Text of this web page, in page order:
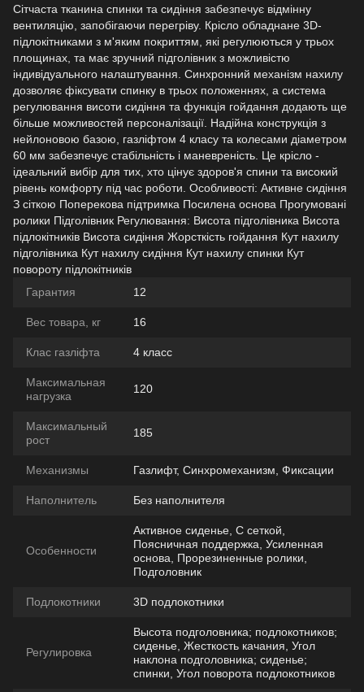
Сітчаста тканина спинки та сидіння забезпечує відмінну
вентиляцію, запобігаючи перегріву. Крісло обладнане 3D-
підлокітниками з м'яким покриттям, які регулюються у трьох
площинах, та має зручний підголівник з можливістю
індивідуального налаштування. Синхронний механізм нахилу
дозволяє фіксувати спинку в трьох положеннях, а система
регулювання висоти сидіння та функція гойдання додають ще
більше можливостей персоналізації. Надійна конструкція з
нейлоновою базою, газліфтом 4 класу та колесами діаметром
60 мм забезпечує стабільність і маневреність. Це крісло -
ідеальний вибір для тих, хто цінує здоров'я спини та високий
рівень комфорту під час роботи. Особливості: Активне сидіння
З сіткою Поперекова підтримка Посилена основа Прогумовані
ролики Підголівник Регулювання: Висота підголівника Висота
підлокітників Висота сидіння Жорсткість гойдання Кут нахилу
підголівника Кут нахилу сидіння Кут нахилу спинки Кут
повороту підлокітників
Гарантия
12
Вес товара, кг 16
Клас газліфта 4 класс
Максимальная
нагрузка
120
Максимальный
рост
185
Механизмы Газлифт, Синхромеханизм, Фиксации
Наполнитель Без наполнителя
Особенности
Активное сиденье, С сеткой,
Поясничная поддержка, Усиленная
основа, Прорезиненные ролики,
Подголовник
Подлокотники 3D подлокотники
Регулировка
Высота подголовника; подлокотников;
сиденье, Жесткость качания, Угол
наклона подголовника; сиденье;
спинки, Угол поворота подлокотников